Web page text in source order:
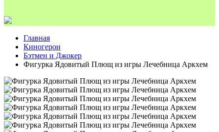
Главная
Киногерои
Бэтмен и Джокер
Фигурка Ядовитый Плющ из игры Лечебница Аркхем